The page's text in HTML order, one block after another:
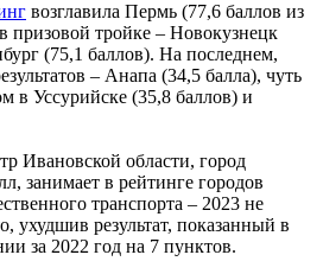
возглавила Пермь (77,6 баллов из
призовой тройке – Новокузнецк
(75,1 баллов). На последнем,
– Анапа (34,5 балла), чуть
в Уссурийске (35,8 баллов) и
Ивановской области, город
занимает в рейтинге городов
транспорта – 2023 не
ухудшив результат, показанный в
за 2022 год на 7 пунктов.